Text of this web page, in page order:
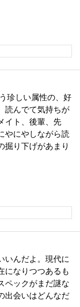
珍しい属性の、好
読んでて気持ちが
イト、後輩、先
やにやしながら読
掘り下げがあまり
いんだよ。現代に
になりつつあるも
ペックがまだ謎な
出会いはどんなだ